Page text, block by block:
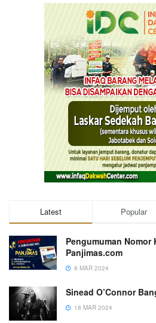
Latest Popular
Pengumuman Nomor
Panjimas.com
8 MAR 2024
Sinead O’Connor
18 MAR 2024